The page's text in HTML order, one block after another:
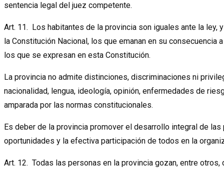
sentencia legal del juez competente.
Art. 11. Los habitantes de la provincia son iguales ante la
la Constitución Nacional, los que emanan en su
los que se expresan en esta Constitución.
La provincia no admite distinciones, discriminaciones ni
nacionalidad, lengua, ideología, opinión, enfermedades de
amparada por las normas constitucionales.
Es deber de la provincia promover el desarrollo integral de
oportunidades y la efectiva participación de todos en la
Art. 12. Todas las personas en la provincia gozan, entre